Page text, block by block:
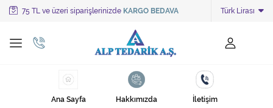
75 TL ve üzeri siparişlerinizde KARGO BEDAVA Türk Lirası
Tüm Kategoriler
Ayakkabı Cila Makineleri
Cila Makineleri
Ana Sayfa Hakkımızda İletişim